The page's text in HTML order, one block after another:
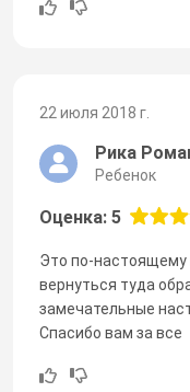
22 июля 2018 г.
Рика
Ребенок
Оценка: 5
Это по-настоящему
вернуться туда
замечательные
Спасибо вам за все